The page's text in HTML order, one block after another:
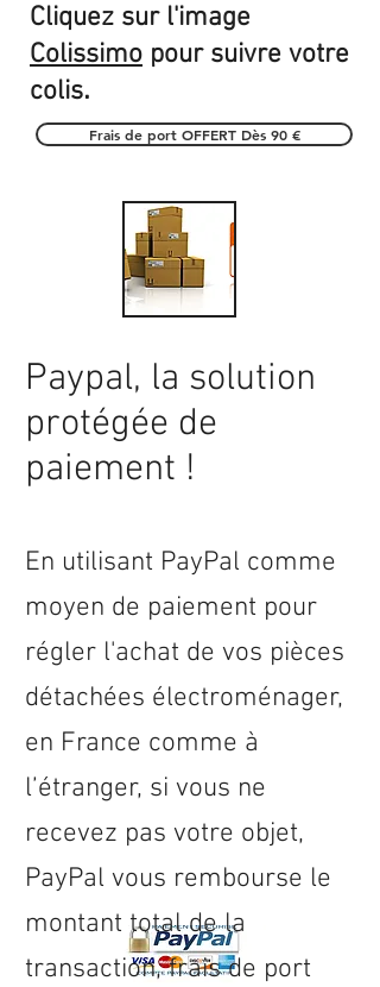
Cliquez sur l'image
Colissimo pour suivre votre
colis.
Frais de port OFFERT Dès 90 €
Paypal, la solution
protégée de
paiement !
En utilisant PayPal comme
moyen de paiement pour
régler l'achat de vos pièces
détachées électroménager,
en France comme à
l’étranger, si vous ne
recevez pas votre objet,
PayPal vous rembourse le
montant total de la
transaction, frais de port